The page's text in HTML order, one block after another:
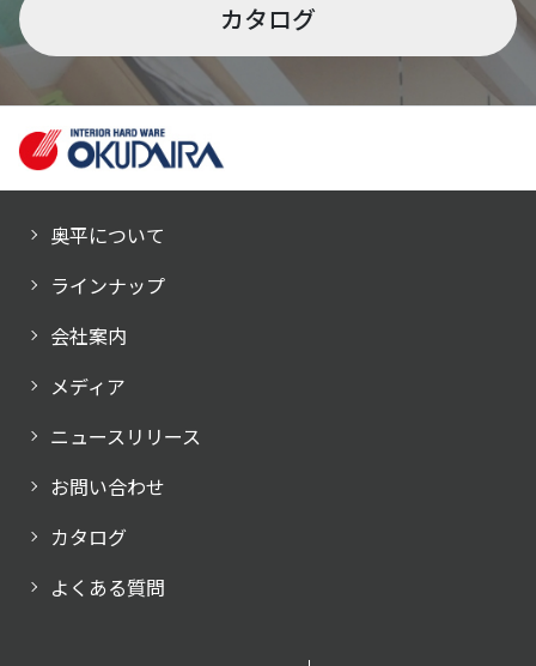
カタログ
奥平について
ラインナップ
会社案内
メディア
ニュースリリース
お問い合わせ
カタログ
よくある質問